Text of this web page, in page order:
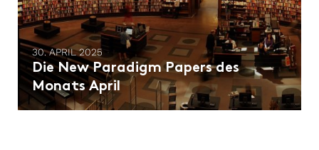
30. APRIL 2025
Die New Paradigm Papers des
Monats April